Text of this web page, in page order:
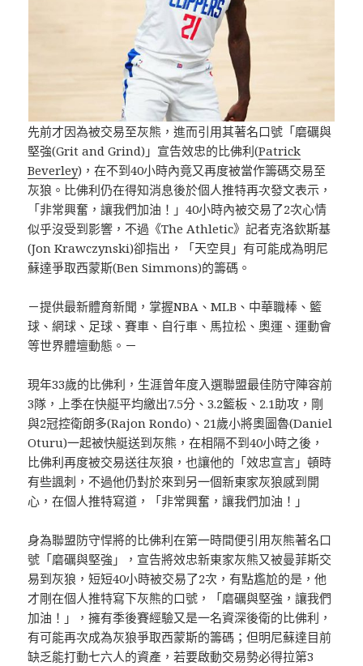
先前才因為被交易至灰熊，進而引用其著名口號「磨礪與
堅強(Grit and Grind)」宣告效忠的比佛利(Patrick
Beverley)，在不到40小時內竟又再度被當作籌碼交易至
灰狼。比佛利仍在得知消息後於個人推特再次發文表示，
「非常興奮，讓我們加油！」40小時內被交易了2次心情
似乎沒受到影響，不過《The Athletic》記者克洛欽斯基
(Jon Krawczynski)卻指出，「天空貝」有可能成為明尼
蘇達爭取西蒙斯(Ben Simmons)的籌碼。
－提供最新體育新聞，掌握NBA、MLB、中華職棒、籃
球、網球、足球、賽車、自行車、馬拉松、奧運、運動會
等世界體壇動態。－
現年33歲的比佛利，生涯曾年度入選聯盟最佳防守陣容前
3隊，上季在快艇平均繳出7.5分、3.2籃板、2.1助攻，剛
與2冠控衛朗多(Rajon Rondo)、21歲小將奧圖魯(Daniel
Oturu)一起被快艇送到灰熊，在相隔不到40小時之後，
比佛利再度被交易送往灰狼，也讓他的「效忠宣言」頓時
有些諷刺，不過他仍對於來到另一個新東家灰狼感到開
心，在個人推特寫道，「非常興奮，讓我們加油！」
身為聯盟防守悍將的比佛利在第一時間便引用灰熊著名口
號「磨礪與堅強」，宣告將效忠新東家灰熊又被曼菲斯交
易到灰狼，短短40小時被交易了2次，有點尷尬的是，他
才剛在個人推特寫下灰熊的口號，「磨礪與堅強，讓我們
加油！」，擁有季後賽經驗又是一名資深後衛的比佛利，
有可能再次成為灰狼爭取西蒙斯的籌碼；但明尼蘇達目前
缺乏能打動七六人的資產，若要啟動交易勢必得拉第3